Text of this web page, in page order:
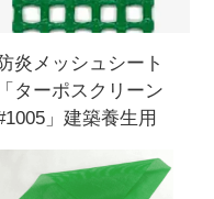
炎メッシュシート
「ターポスクリーン
」建築養生用